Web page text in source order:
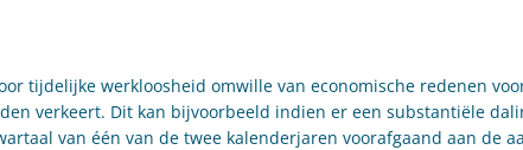
tijdelijke werkloosheid omwille van economische redenen
verkeert. Dit kan bijvoorbeeld indien er een substantiële
van één van de twee kalenderjaren voorafgaand aan de